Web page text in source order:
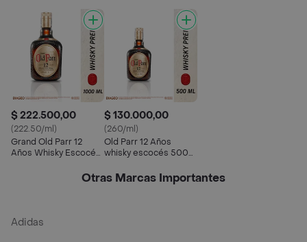
$ 222.500,00
(222.50/ml)
Grand Old Parr 12
Años Whisky Escocés
$ 130.000,00
(260/ml)
Old Parr 12 Años
whisky escocés 500
Otras Marcas Importantes
Adidas